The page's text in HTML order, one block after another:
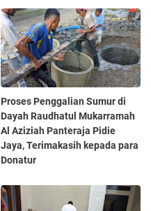
Proses Penggalian Sumur di
Dayah Raudhatul Mukarramah
Al Aziziah Panteraja Pidie
Jaya, Terimakasih kepada para
Donatur